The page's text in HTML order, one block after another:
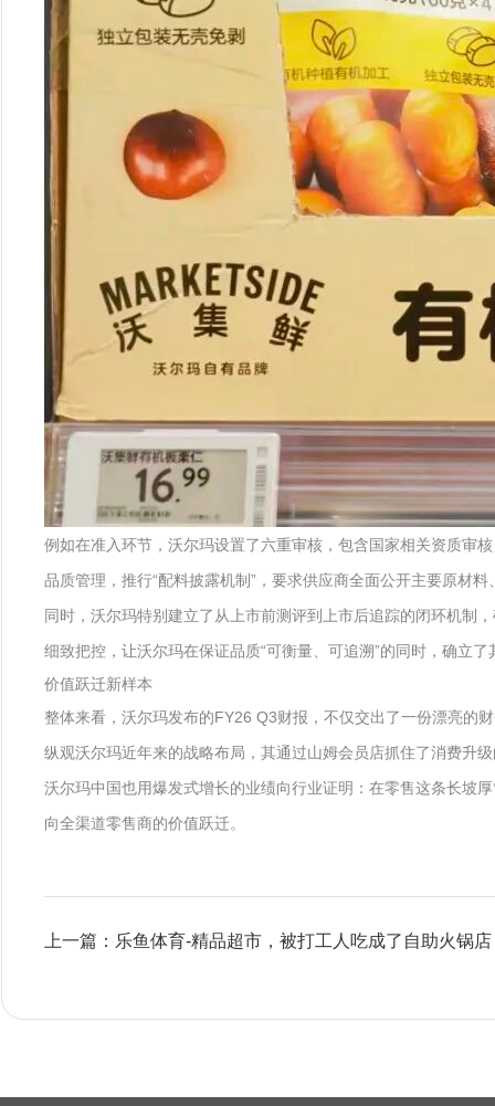
例如在准入环节，沃尔玛设置了六重审核，包含国家相关资质审
品质管理，推行“配料披露机制”，要求供应商全面公开主要原材
同时，沃尔玛特别建立了从上市前测评到上市后追踪的闭环机制
细致把控，让沃尔玛在保证品质“可衡量、可追溯”的同时，确立
价值跃迁新样本
整体来看，沃尔玛发布的FY26 Q3财报，不仅交出了一份漂亮的
纵观沃尔玛近年来的战略布局，其通过山姆会员店抓住了消费升
沃尔玛中国也用爆发式增长的业绩向行业证明：在零售这条长坡
向全渠道零售商的价值跃迁。
上一篇：乐鱼体育-精品超市，被打工人吃成了自助火锅店